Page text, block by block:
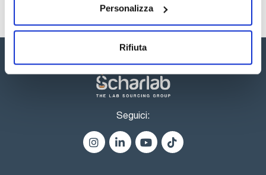
Personalizza
Rifiuta
Seguici: